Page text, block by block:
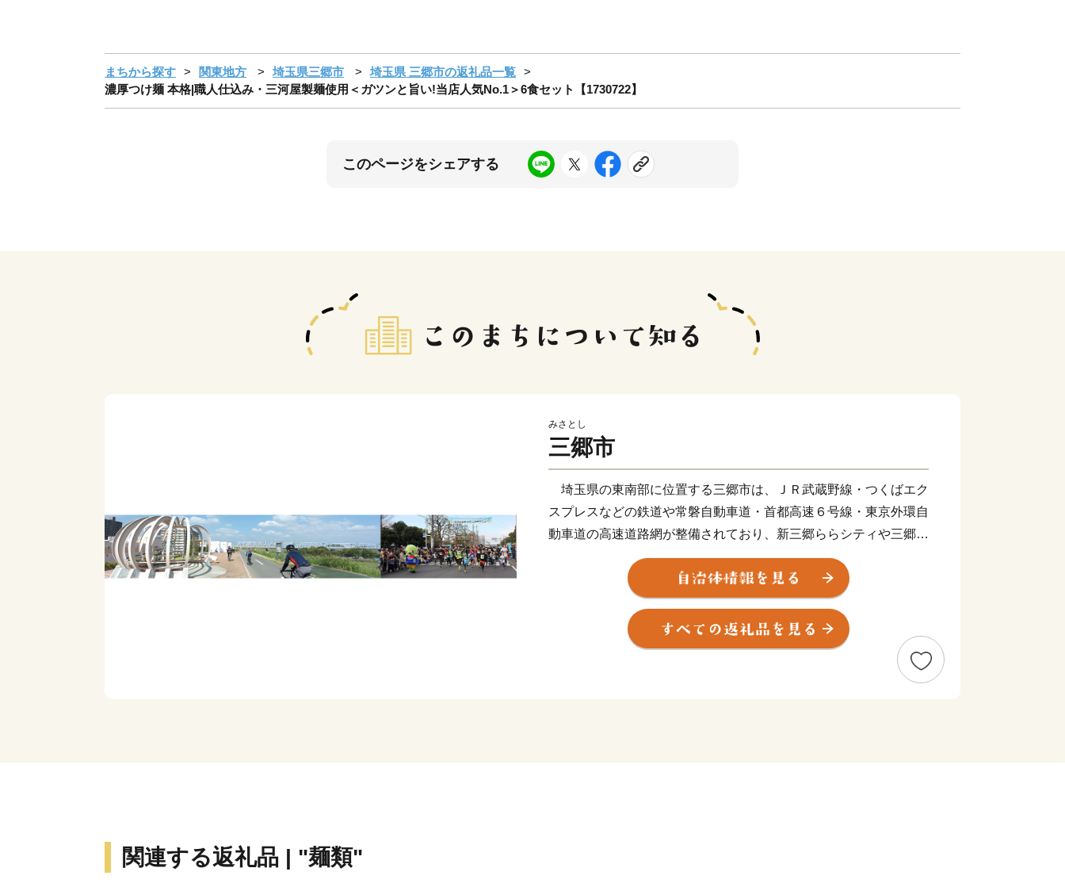
まちから探す 関東地方 埼玉県三郷市
埼玉県 三郷市の返礼品一覧
濃厚つけ麺 本格|職人仕込み・三河屋製麺使用＜ガツンと旨い!当店人気No.1＞6食セット【1730722】
このページをシェアする
みさとし
三郷市
埼玉県の東南部に位置する三郷市は、ＪＲ武蔵野線・つくばエク
スプレスなどの鉄道や常磐自動車道・首都高速６号線・東京外環自
動車道の高速道路網が整備されており、新三郷ららシティや三郷中
央地区のまち開き、三郷インターチェンジ周辺の土地区画整理など
により、人口増加と企業進出が進む一方で、豊かな自然に恵まれ、
四季折々の景色を楽しむことができる魅力あふれるまちとして、に
ぎわいを見せています。
三郷市は道路交通網の整備も進んでいます。江戸川に建設中の三
郷流山橋が令和５年度に開通予定であるとともに、常磐自動車道三
関連する返礼品 | "麺類"